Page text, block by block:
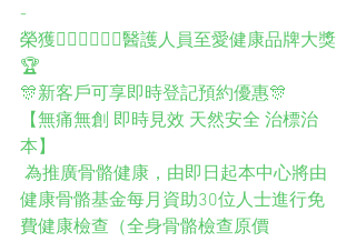
-
榮獲👨🏻‍⚕️👩🏻‍⚕️醫護人員至愛健康品牌大獎
🏆
🎊新客戶可享即時登記預約優惠🎊
【無痛無創 即時見效 天然安全 治標治
本】
健康骨骼基金每月資助30位人士進行免
費健康檢查（全身骨骼檢查原價